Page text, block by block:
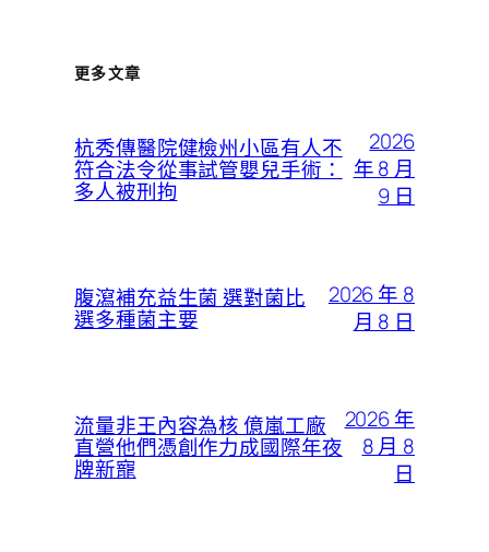
更多文章
杭秀傳醫院健檢州小區有人不
符合法令從事試管嬰兒手術：
多人被刑拘
2026
年 8 月
9 日
腹瀉補充益生菌 選對菌比
選多種菌主要
2026 年 8
月 8 日
流量非王內容為核 億嵐工廠
直營他們憑創作力成國際年夜
牌新寵
2026 年
8 月 8
日